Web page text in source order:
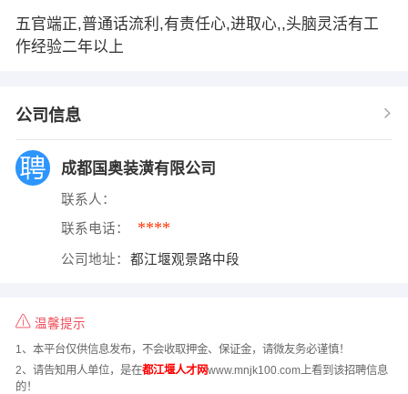
五官端正,普通话流利,有责任心,进取心,,头脑灵活有工
作经验二年以上
公司信息
成都国奥装潢有限公司
联系人：
联系电话： ****
公司地址： 都江堰观景路中段
温馨提示
1、本平台仅供信息发布，不会收取押金、保证金，请微友务必谨慎！
2、请告知用人单位，是在都江堰人才网www.mnjk100.com上看到该招聘信息
的！